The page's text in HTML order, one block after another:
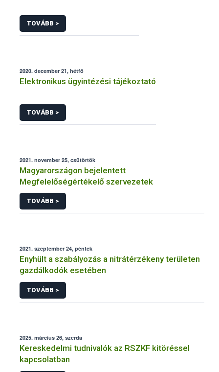
TOVÁBB >
2020. december 21, hétfő
Elektronikus ügyintézési tájékoztató
TOVÁBB >
2021. november 25, csütörtök
Magyarországon bejelentett
Megfelelőségértékelő szervezetek
TOVÁBB >
2021. szeptember 24, péntek
Enyhült a szabályozás a nitrátérzékeny területen
gazdálkodók esetében
TOVÁBB >
2025. március 26, szerda
Kereskedelmi tudnivalók az RSZKF kitöréssel
kapcsolatban